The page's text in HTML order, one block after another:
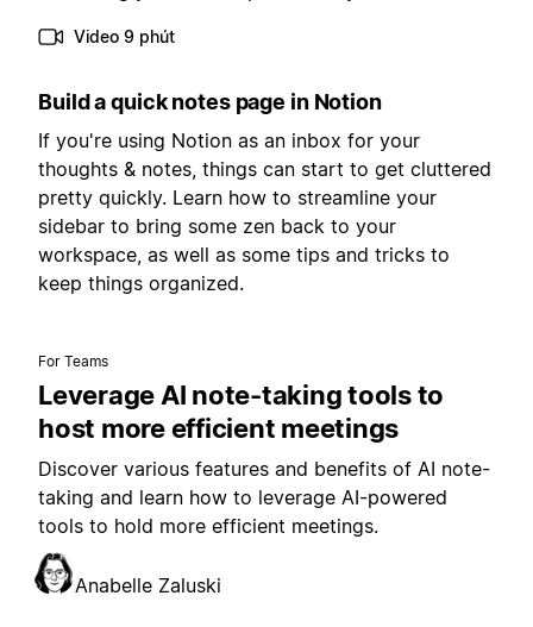
Video 9 phút
Build a quick notes page in Notion
If you're using Notion as an inbox for your
thoughts & notes, things can start to get cluttered
pretty quickly. Learn how to streamline your
sidebar to bring some zen back to your
workspace, as well as some tips and tricks to
keep things organized.
For Teams
Leverage AI note-taking tools to
host more efficient meetings
Discover various features and benefits of AI note-
taking and learn how to leverage AI-powered
tools to hold more efficient meetings.
Anabelle Zaluski